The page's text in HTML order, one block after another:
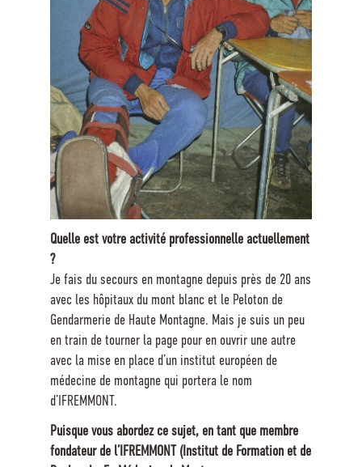
Quelle est votre activité professionnelle actuellement
?
Je fais du secours en montagne depuis près de 20 ans
avec les hôpitaux du mont blanc et le Peloton de
Gendarmerie de Haute Montagne. Mais je suis un peu
en train de tourner la page pour en ouvrir une autre
avec la mise en place d’un institut européen de
médecine de montagne qui portera le nom
d’IFREMMONT.
Puisque vous abordez ce sujet, en tant que membre
fondateur de l’IFREMMONT (Institut de Formation et de